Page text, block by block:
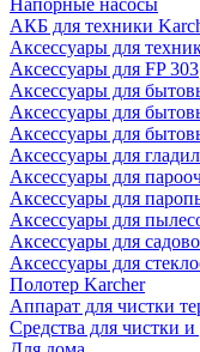
Напорные насосы
АКБ для техники
Аксессуары для
Аксессуары для FP 303
Аксессуары для
Аксессуары для
Аксессуары для
Аксессуары для
Аксессуары для
Аксессуары для
Аксессуары для
Аксессуары для
Аксессуары для
Полотер Karcher
Аппарат для чистки
Средства для чистки